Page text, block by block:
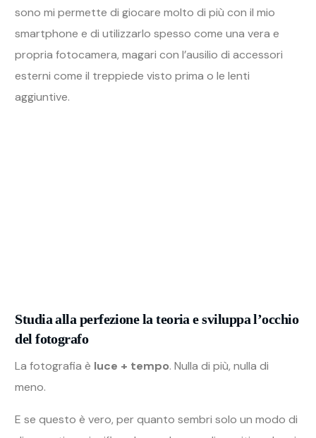
sono mi permette di giocare molto di più con il mio
smartphone e di utilizzarlo spesso come una vera e
propria fotocamera, magari con l’ausilio di accessori
esterni come il treppiede visto prima o le lenti
aggiuntive.
Studia alla perfezione la teoria e sviluppa l’occhio
del fotografo
La fotografia è luce + tempo. Nulla di più, nulla di
meno.
E se questo è vero, per quanto sembri solo un modo di